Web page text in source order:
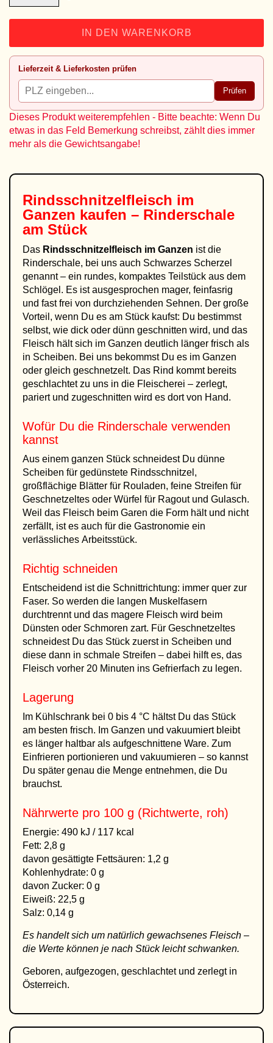
IN DEN WARENKORB
Lieferzeit & Lieferkosten prüfen
Prüfen
Dieses Produkt weiterempfehlen - Bitte beachte: Wenn Du
etwas in das Feld Bemerkung schreibst, zählt dies immer
mehr als die Gewichtsangabe!
Rindsschnitzelfleisch im
Ganzen kaufen – Rinderschale
am Stück
Das Rindsschnitzelfleisch im Ganzen ist die
Rinderschale, bei uns auch Schwarzes Scherzel
genannt – ein rundes, kompaktes Teilstück aus dem
Schlögel. Es ist ausgesprochen mager, feinfasrig
und fast frei von durchziehenden Sehnen. Der große
Vorteil, wenn Du es am Stück kaufst: Du bestimmst
selbst, wie dick oder dünn geschnitten wird, und das
Fleisch hält sich im Ganzen deutlich länger frisch als
in Scheiben. Bei uns bekommst Du es im Ganzen
oder gleich geschnetzelt. Das Rind kommt bereits
geschlachtet zu uns in die Fleischerei – zerlegt,
pariert und zugeschnitten wird es dort von Hand.
Wofür Du die Rinderschale verwenden
kannst
Aus einem ganzen Stück schneidest Du dünne
Scheiben für gedünstete Rindsschnitzel,
großflächige Blätter für Rouladen, feine Streifen für
Geschnetzeltes oder Würfel für Ragout und Gulasch.
Weil das Fleisch beim Garen die Form hält und nicht
zerfällt, ist es auch für die Gastronomie ein
verlässliches Arbeitsstück.
Richtig schneiden
Entscheidend ist die Schnittrichtung: immer quer zur
Faser. So werden die langen Muskelfasern
durchtrennt und das magere Fleisch wird beim
Dünsten oder Schmoren zart. Für Geschnetzeltes
schneidest Du das Stück zuerst in Scheiben und
diese dann in schmale Streifen – dabei hilft es, das
Fleisch vorher 20 Minuten ins Gefrierfach zu legen.
Lagerung
Im Kühlschrank bei 0 bis 4 °C hältst Du das Stück
am besten frisch. Im Ganzen und vakuumiert bleibt
es länger haltbar als aufgeschnittene Ware. Zum
Einfrieren portionieren und vakuumieren – so kannst
Du später genau die Menge entnehmen, die Du
brauchst.
Nährwerte pro 100 g (Richtwerte, roh)
Energie: 490 kJ / 117 kcal
Fett: 2,8 g
davon gesättigte Fettsäuren: 1,2 g
Kohlenhydrate: 0 g
davon Zucker: 0 g
Eiweiß: 22,5 g
Salz: 0,14 g
Es handelt sich um natürlich gewachsenes Fleisch –
die Werte können je nach Stück leicht schwanken.
Geboren, aufgezogen, geschlachtet und zerlegt in
Österreich.